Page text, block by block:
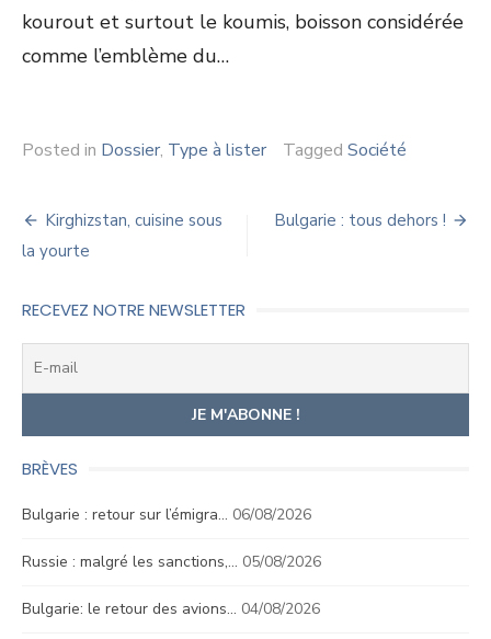
kourout et surtout le koumis, boisson considérée
comme l’emblème du…
Posted in Dossier, Type à lister Tagged Société
Navigation
de
l’article
Kirghizstan, cuisine sous
la yourte
Bulgarie : tous dehors !
RECEVEZ NOTRE NEWSLETTER
BRÈVES
Bulgarie : retour sur l’émigra… 06/08/2026
Russie : malgré les sanctions,… 05/08/2026
Bulgarie: le retour des avions… 04/08/2026